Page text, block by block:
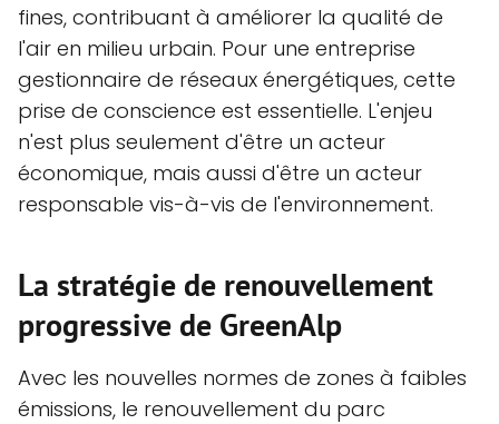
fines, contribuant à améliorer la qualité de
l'air en milieu urbain. Pour une entreprise
gestionnaire de réseaux énergétiques, cette
prise de conscience est essentielle. L'enjeu
n'est plus seulement d'être un acteur
économique, mais aussi d'être un acteur
responsable vis-à-vis de l'environnement.
La stratégie de renouvellement
progressive de GreenAlp
Avec les nouvelles normes de zones à faibles
émissions, le renouvellement du parc